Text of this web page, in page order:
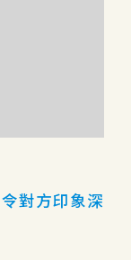
對方印象深